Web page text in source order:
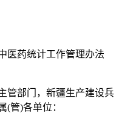
医药统计工作管理办法
管部门，新疆生产建设兵
(管)各单位：